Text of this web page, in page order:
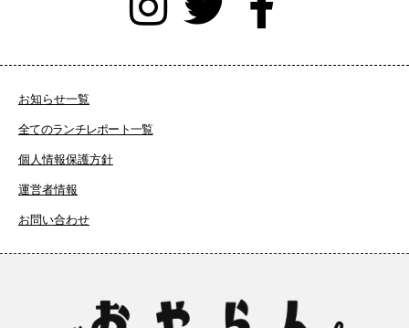
お知らせ一覧
全てのランチレポート一覧
個人情報保護方針
運営者情報
お問い合わせ